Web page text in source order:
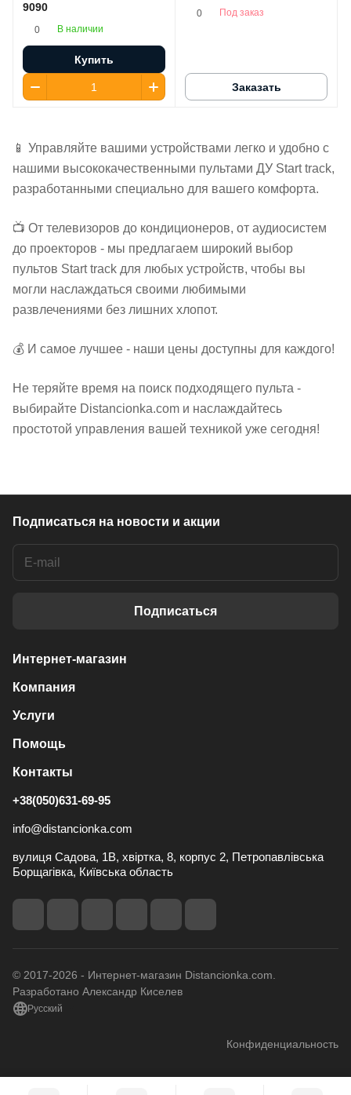
9090
0 В наличии
Купить
0 Под заказ
Заказать
📱 Управляйте вашими устройствами легко и удобно с
нашими высококачественными пультами ДУ Start track,
разработанными специально для вашего комфорта.
📺 От телевизоров до кондиционеров, от аудиосистем
до проекторов - мы предлагаем широкий выбор
пультов Start track для любых устройств, чтобы вы
могли наслаждаться своими любимыми
развлечениями без лишних хлопот.
💰 И самое лучшее - наши цены доступны для каждого!
Не теряйте время на поиск подходящего пульта -
выбирайте Distancionka.com и наслаждайтесь
простотой управления вашей техникой уже сегодня!
Подписаться на новости и акции
Подписаться
Интернет-магазин
Компания
Услуги
Помощь
Контакты
+38(050)631-69-95
info@distancionka.com
вулиця Садова, 1В, хвіртка, 8, корпус 2, Петропавлівська
Борщагівка, Київська область
© 2017-2026 - Интернет-магазин Distancionka.com.
Разработано Александр Киселев
Русский
Конфиденциальность